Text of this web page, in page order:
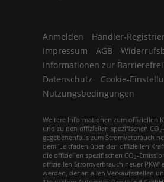
Anmelden
Händler-
Impressum
AGB
Informationen zur
Datenschutz
Cookie-
Nutzungsbedingungen
Weitere Informationen zum offiziellen
und zu den offiziellen spezifischen CO 2
gegebenenfalls zum Stromverbrauch
dem 'Leitfaden über den offiziellen
die offiziellen spezifischen CO 2-
offiziellen Stromverbrauch neuer PKW'
werden, der an allen Verkaufsstellen